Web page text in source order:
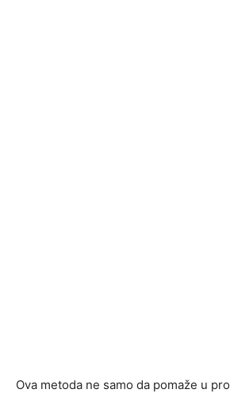
Ova metoda ne samo da pomaže u